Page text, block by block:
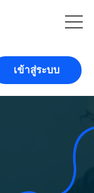
เข้าสู่ระบบ